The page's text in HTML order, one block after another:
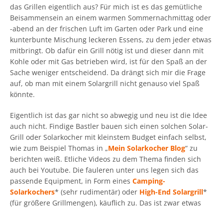
das Grillen eigentlich aus? Für mich ist es das gemütliche
Beisammensein an einem warmen Sommernachmittag oder
-abend an der frischen Luft im Garten oder Park und eine
kunterbunte Mischung leckeren Essens, zu dem jeder etwas
mitbringt. Ob dafür ein Grill nötig ist und dieser dann mit
Kohle oder mit Gas betrieben wird, ist für den Spaß an der
Sache weniger entscheidend. Da drängt sich mir die Frage
auf, ob man mit einem Solargrill nicht genauso viel Spaß
könnte.
Eigentlich ist das gar nicht so abwegig und neu ist die Idee
auch nicht. Findige Bastler bauen sich einen solchen Solar-
Grill oder Solarkocher mit kleinstem Budget einfach selbst,
wie zum Beispiel Thomas in „Mein Solarkocher Blog“ zu
berichten weiß. Etliche Videos zu dem Thema finden sich
auch bei Youtube. Die fauleren unter uns legen sich das
passende Equipment, in Form eines Camping-
Solarkochers* (sehr rudimentär) oder High-End Solargrill*
(für größere Grillmengen), käuflich zu. Das ist zwar etwas